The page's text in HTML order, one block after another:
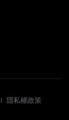
隱私權政策